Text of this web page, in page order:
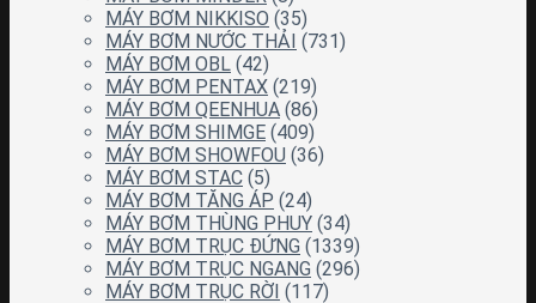
MÁY BƠM NIKKISO (35)
MÁY BƠM NƯỚC THẢI (731)
MÁY BƠM OBL (42)
MÁY BƠM PENTAX (219)
MÁY BƠM QEENHUA (86)
MÁY BƠM SHIMGE (409)
MÁY BƠM SHOWFOU (36)
MÁY BƠM STAC (5)
MÁY BƠM TĂNG ÁP (24)
MÁY BƠM THÙNG PHUY (34)
MÁY BƠM TRỤC ĐỨNG (1339)
MÁY BƠM TRỤC NGANG (296)
MÁY BƠM TRỤC RỜI (117)